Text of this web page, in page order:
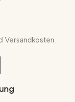
Versandkosten.